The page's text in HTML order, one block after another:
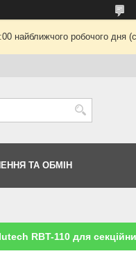
найближчого робочого дня
ТА ОБМІН
RBT-110 для